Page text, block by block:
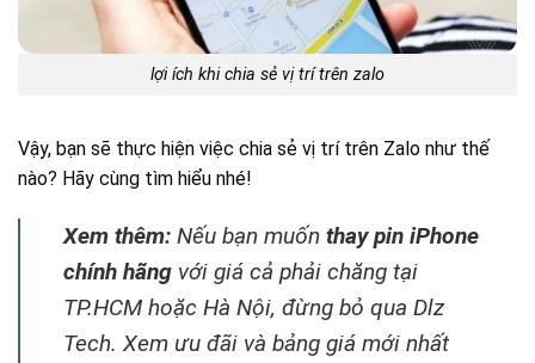
lợi ích khi chia sẻ vị trí trên zalo
Vậy, bạn sẽ thực hiện việc chia sẻ vị trí trên Zalo như thế
nào? Hãy cùng tìm hiểu nhé!
Xem thêm: Nếu bạn muốn thay pin iPhone
chính hãng với giá cả phải chăng tại
TP.HCM hoặc Hà Nội, đừng bỏ qua Dlz
Tech. Xem ưu đãi và bảng giá mới nhất